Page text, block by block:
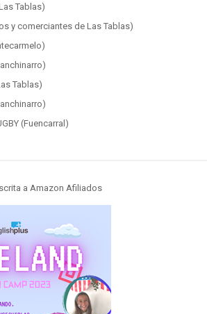
Tablas)
y comerciantes de Las Tablas)
Tablas)
(Fuencarral)
a Amazon Afiliados